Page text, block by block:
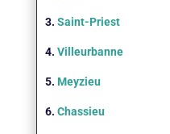
3. Saint-Priest
4. Villeurbanne
5. Meyzieu
6. Chassieu